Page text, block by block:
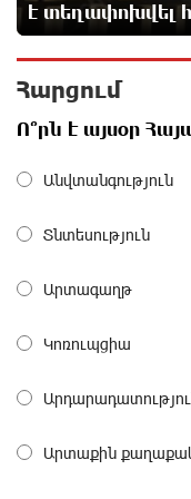
առաջնային
մինչև անվճար
Թուրքական
ձերբակալվել
Վեհափառ
ժողովրդի հետ
է տեղափոխվել
Հարցում
Ո՞րն է այսօր
Անվտանգություն
Տնտեսություն
Արտագաղթ
Կոռուպցիա
Արտաքին